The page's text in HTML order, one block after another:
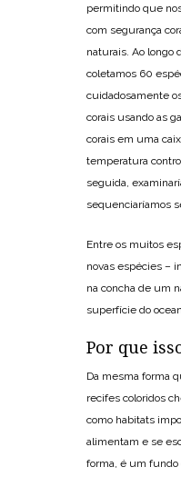
permitindo que
com segurança
naturais. Ao longo
coletamos 60
cuidadosamente
corais usando as
corais em uma
temperatura
seguida,
sequenciaríamos
Entre os muitos
novas espécies –
na concha de um
superfície do
Por que
Da mesma forma
recifes coloridos
como habitats
alimentam e se
forma, é um fundo